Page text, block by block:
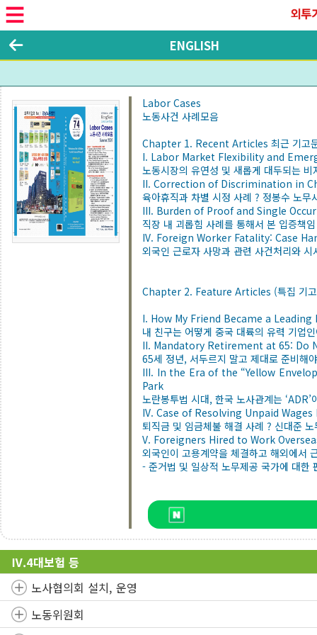
ENGLISH
Labor Cases
노동사건 사례모음
Chapter 1. Recent Articles 최근 기고
I. Labor Market Flexibility and
노동시장의 유연성 및 새롭게 대두되는
II. Correction of Discrimination in
육아휴직과 차별 시정 사례 ? 정봉수 노무
III. Burden of Proof and Single
직장 내 괴롭힘 사례를 통해서 본 입증책
IV. Foreign Worker Fatality: Case
외국인 근로자 사망과 관련 사건처리와 시
Chapter 2. Feature Articles (특집 기
I. How My Friend Became a
내 친구는 어떻게 중국 대륙의 유력 기업
II. Mandatory Retirement at 65: Do
65세 정년, 서두르지 말고 제대로 준비해
III. In the Era of the “Yellow
Park
노란봉투법 시대, 한국 노사관계는
IV. Case of Resolving Unpaid
퇴직금 및 임금체불 해결 사례 ? 신대준 노
V. Foreigners Hired to Work
외국인이 고용계약을 체결하고 해외에서
- 준거법 및 일상적 노무제공 국가에 대한
Ⅳ.4대보험 등
노사협의회 설치, 운영
노동위원회